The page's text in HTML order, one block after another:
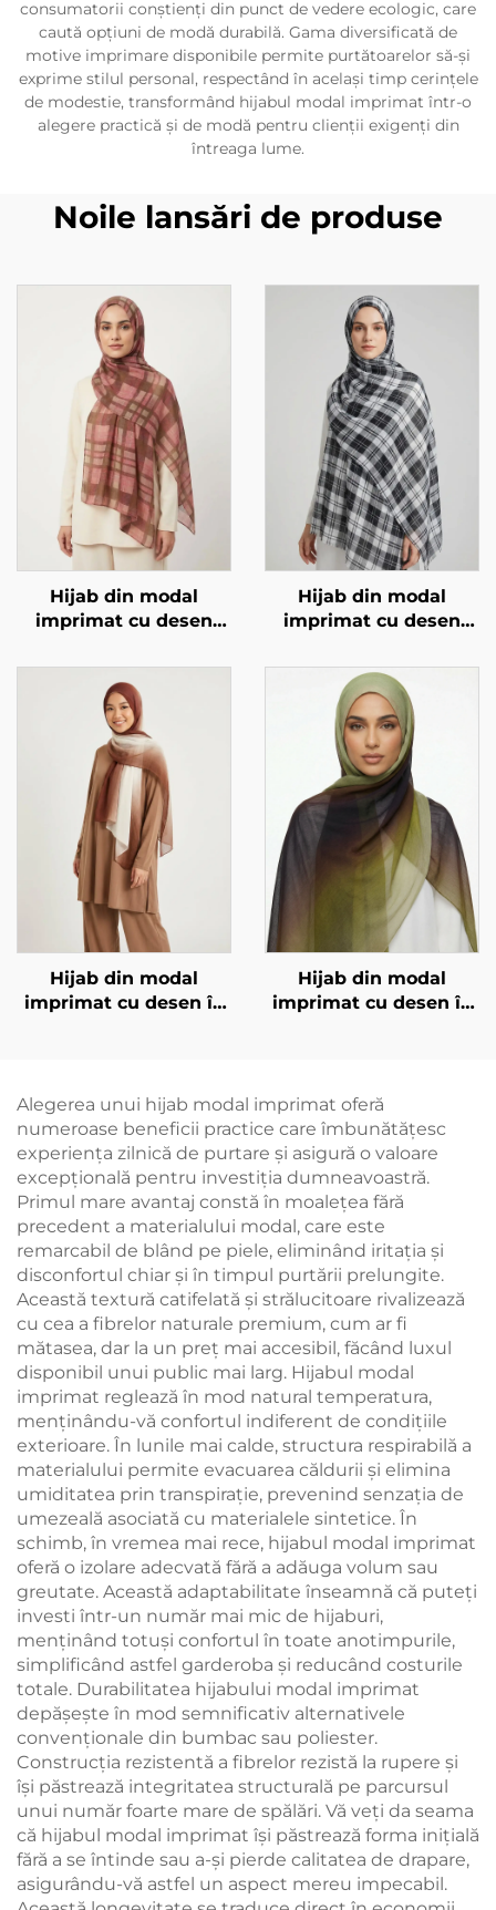
consumatorii conștienți din punct de vedere ecologic, care
caută opțiuni de modă durabilă. Gama diversificată de
motive imprimare disponibile permite purtătoarelor să-și
exprime stilul personal, respectând în același timp cerințele
de modestie, transformând hijabul modal imprimat într-o
alegere practică și de modă pentru clienții exigenți din
întreaga lume.
Noile lansări de produse
Hijab din modal
imprimat cu desen
Hijab din modal
imprimat cu desen
Hijab din modal
imprimat cu desen în
Hijab din modal
imprimat cu desen în
Alegerea unui hijab modal imprimat oferă
numeroase beneficii practice care îmbunătățesc
experiența zilnică de purtare și asigură o valoare
excepțională pentru investiția dumneavoastră.
Primul mare avantaj constă în moalețea fără
precedent a materialului modal, care este
remarcabil de blând pe piele, eliminând iritația și
disconfortul chiar și în timpul purtării prelungite.
Această textură catifelată și strălucitoare rivalizează
cu cea a fibrelor naturale premium, cum ar fi
mătasea, dar la un preț mai accesibil, făcând luxul
disponibil unui public mai larg. Hijabul modal
imprimat reglează în mod natural temperatura,
menținându-vă confortul indiferent de condițiile
exterioare. În lunile mai calde, structura respirabilă a
materialului permite evacuarea căldurii și elimina
umiditatea prin transpirație, prevenind senzația de
umezeală asociată cu materialele sintetice. În
schimb, în vremea mai rece, hijabul modal imprimat
oferă o izolare adecvată fără a adăuga volum sau
greutate. Această adaptabilitate înseamnă că puteți
investi într-un număr mai mic de hijaburi,
menținând totuși confortul în toate anotimpurile,
simplificând astfel garderoba și reducând costurile
totale. Durabilitatea hijabului modal imprimat
depășește în mod semnificativ alternativele
convenționale din bumbac sau poliester.
Construcția rezistentă a fibrelor rezistă la rupere și
își păstrează integritatea structurală pe parcursul
unui număr foarte mare de spălări. Vă veți da seama
că hijabul modal imprimat își păstrează forma inițială
fără a se întinde sau a-și pierde calitatea de drapare,
asigurându-vă astfel un aspect mereu impecabil.